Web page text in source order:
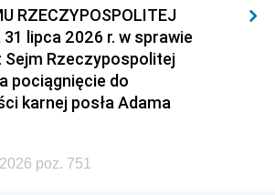
RZECZYPOSPOLITEJ
31 lipca 2026 r. w sprawie
Rzeczypospolitej
pociągnięcie do
karnej posła Adama
poz. 751